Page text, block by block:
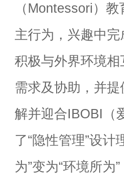
（Montessori）教
主行为，兴趣中
积极与外界环境
需求及协助，并
解并迎合IBOBI
了“隐性管理”设计
为”变为“环境所为”